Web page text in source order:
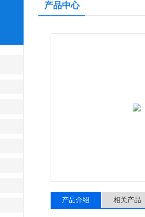
产品中心
产品介绍 相关产品